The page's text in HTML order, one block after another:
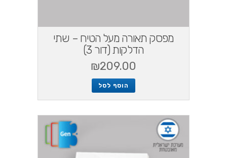
מפסק תאורה מעל הטיח – שתי
הדלקות (דור 3)
₪209.00
הוסף לסל